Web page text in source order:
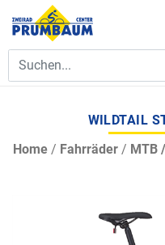
WILDTAIL
Home / Fahrräder / MTB